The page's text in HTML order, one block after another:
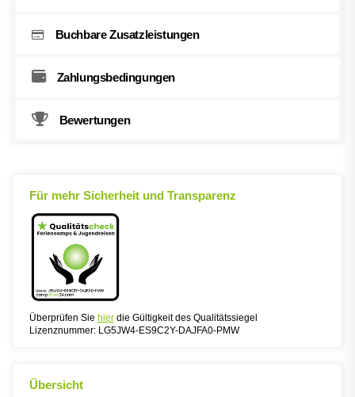
Buchbare Zusatzleistungen
Zahlungsbedingungen
Bewertungen
Für mehr Sicherheit und Transparenz
Überprüfen Sie hier die Gültigkeit des Qualitätssiegel
Lizenznummer: LG5JW4-ES9C2Y-DAJFA0-PMW
Übersicht